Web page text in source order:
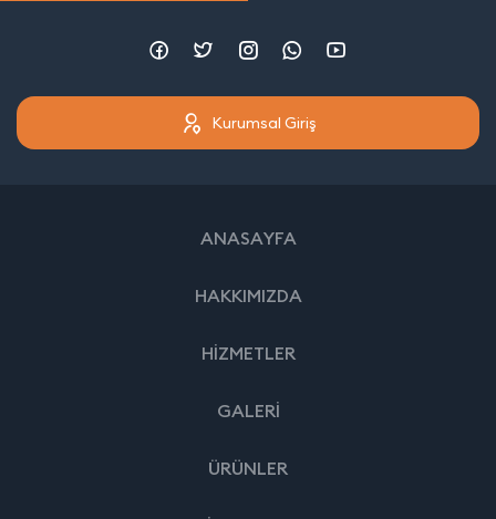
Kurumsal Giriş
ANASAYFA
HAKKIMIZDA
HİZMETLER
GALERİ
ÜRÜNLER